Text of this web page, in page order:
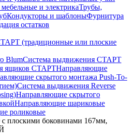
и электрикаТрубы,
Кондукторы и шаблоныФурнитура
остатков
(традиционные или плоские
BlumСистема выдвижения СТАРТ
ящиков СТАРТНаправляющие
скрытого монтажа Push-To-
Система выдвижения Reverse
Направляющие скрытого
Направляющие шариковые
роликовые
плоскими боковинами 167мм,